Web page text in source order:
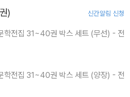
) 신간알림 신청
학전집 31~40권 박스 세트 (무선) - 전
학전집 31~40권 박스 세트 (양장) - 전